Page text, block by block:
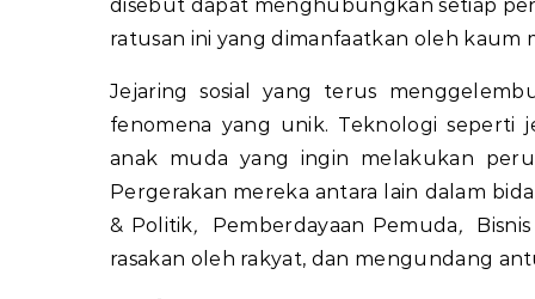
disebut dapat menghubungkan setiap
ratusan ini yang dimanfaatkan oleh
Jejaring sosial yang terus
fenomena yang unik. Teknologi seperti
anak muda yang ingin melakukan
Pergerakan mereka antara lain dalam
& Politik, Pemberdayaan Pemuda,Bisnis
rasakan oleh rakyat, dan mengundang